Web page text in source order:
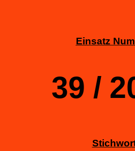
Einsatz
39 /